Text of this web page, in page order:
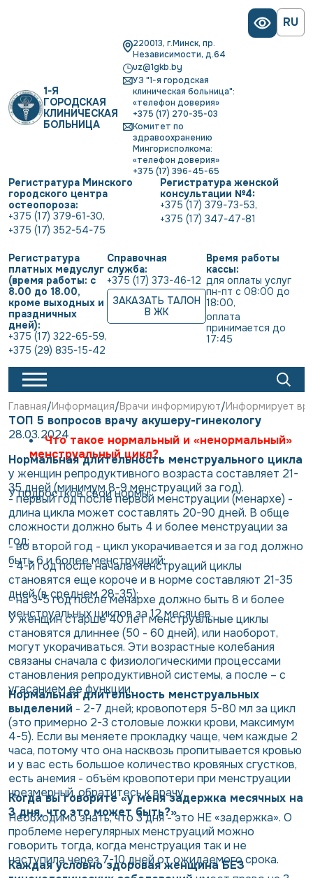
RU
1-Я
ГОРОДСКАЯ
КЛИНИЧЕСКАЯ
БОЛЬНИЦА
220013, г.Минск, пр.
Независимости, д.64
uz@1gkb.by
УЗ "1-я городская
клиническая больница":
«телефон доверия»
+375 (17) 270-35-03
Комитет по
здравоохранению
Мингорисполкома:
«телефон доверия»
+375 (17) 396-45-65
Регистратура Минского
городского центра
остеопороза:
+375 (17) 379-61-30,
+375 (17) 352-54-75
Регистратура женской
консультации №4:
+375 (17) 379-73-53,
+375 (17) 347-47-81
Регистратура
платных медуслуг
(время работы: с
8.00 до 18.00,
кроме выходных и
праздничных
дней):
+375 (17) 322-65-59,
+375 (29) 835-15-42
Справочная
служба:
+375 (17) 373-46-12
ЗАКАЗАТЬ ТАЛОН
В ЖК
Время работы
кассы:
для оплаты услуг
пн-пт с 08:00 до
18:00,
оплата
принимается до
17:45
Главная Информация Врачи информируют Информирует
ТОП 5 вопросов врачу акушеру-гинекологу
28.03.2024Что такое нормальный и «ненормальный»
менструальный цикл?
Нормальная длительность менструального цикла
у женщин репродуктивного возраста составляет 21-
35 дней (минимум 8-9 менструаций за год).
У подростков свои нормы:
- первый год после первой менструации (менархе) -
длина цикла может составлять 20-90 дней. В обще
сложности должно быть 4 и более менструации за
год;
- во второй год - цикл укорачивается и за год должно
быть 6 и более менструаций;
- 4-й год после начала менструаций циклы
становятся еще короче и в норме составляют 21-35
дней (в среднем 28-35);
- на 3-5 год после менархе должно быть 8 и более
менструальных циклов за 12 месяцев.
У женщин старше 40 лет менструальные циклы
становятся длиннее (50 - 60 дней), или наоборот,
могут укорачиваться. Эти возрастные колебания
связаны сначала с физиологическими процессами
становления репродуктивной системы, а после – с
угасанием ее функции.
Нормальная длительность менструальных
выделений - 2-7 дней; кровопотеря 5-80 мл за цикл
(это примерно 2-3 столовые ложки крови, максимум
4-5). Если вы меняете прокладку чаще, чем каждые 2
часа, потому что она насквозь пропитывается кровью
и у вас есть большое количество кровяных сгустков,
есть анемия - объём кровопотери при менструации
чрезмерный, обратитесь к врачу.
Когда вы говорите «у меня задержка месячных на
3 дня, что это может быть?»
Необходимо знать, что 3 дня - это НЕ «задержка». О
проблеме нерегулярных менструаций можно
говорить тогда, когда менструация так и не
наступила через 7-10 дней от ожидаемого срока.
Каждая условно здоровая женщина БЕЗ